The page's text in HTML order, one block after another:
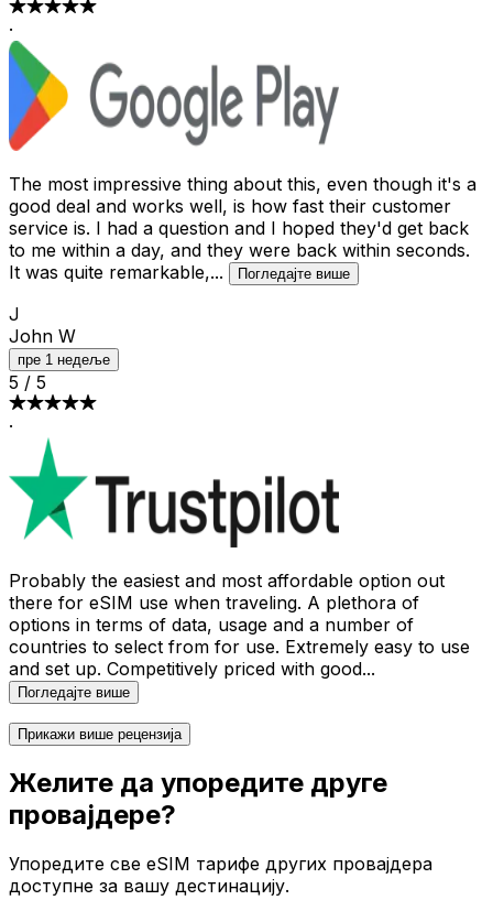
·
The most impressive thing about this, even though it's a
good deal and works well, is how fast their customer
service is. I had a question and I hoped they'd get back
to me within a day, and they were back within seconds.
It was quite remarkable,... Погледајте више
J
John W
пре 1 недеље
5 / 5
·
Probably the easiest and most affordable option out
there for eSIM use when traveling. A plethora of
options in terms of data, usage and a number of
countries to select from for use. Extremely easy to use
and set up. Competitively priced with good...
Погледајте више
Прикажи више рецензија
Желите да упоредите друге
провајдере?
Упоредите све eSIM тарифе других провајдера
доступне за вашу дестинацију.